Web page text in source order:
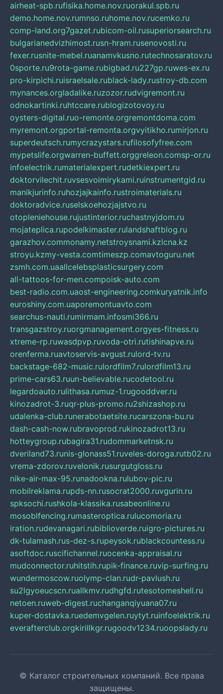
airheat-spb.rufisika.home.nov.ruorakul.spb.ru
demo.home.nov.rumnso.ruhome.nov.rucemko.ru
comp-land.org7gazet.rubicom-oil.rusuperiorsearch.ru
bulgarianedvizhimost.rusn-hram.rusenovosti.ru
fexer.rusnite-mebel.ruanamvkusno.rutechnosaratov.ru
0sporte.ru9rota-game.rubigbad.ru227gp.ruwes-ex.ru
pro-kirpichi.ruisraelsale.rublack-lady.rustroy-db.com
mynances.orgladalike.ruzozor.rudvigremont.ru
odnokartinki.ruhtccare.rublogizotovoy.ru
oysters-digital.ruo-remonte.orgremontdoma.com
myremont.orgportal-remonta.orgvyitikho.rumirjon.ru
superdeutsch.rumycrazystars.rufilosofyfree.com
mypetslife.orgwarren-buffett.orggreleon.comsp-or.ru
infoelectrik.rumaterialexpert.rudetkiexpert.ru
doktorvilechit.ruvsesvoimirykami.ruinstrumentgid.ru
manikjurinfo.ruhozjajkainfo.rustroimaterials.ru
doktoradvice.ruselskoehozjajstvo.ru
otopleniehouse.rujustinterior.ruchastnyjdom.ru
mojateplica.rupodelkimaster.rulandshaftblog.ru
garazhov.commonamy.netstroysnami.kzlcna.kz
stroyu.kzmy-vesta.comtimeszp.comavtoguru.net
zsmh.com.uaallcelebsplasticsurgery.com
all-tattoos-for-men.compoisk-auto.com
best-radio.com.uaost-engineering.comkuryatnik.info
euroshiny.com.uaporemontuavto.com
searchus-nauti.rumirmam.infosmi366.ru
transgazstroy.ruorgmanagement.orgyes-fitness.ru
xtreme-rp.ruwasdpvp.ruvoda-otri.rutishinapve.ru
orenferma.ruavtoservis-avgust.rulord-tv.ru
backstage-682-music.rulordfilm7.rulordfilm13.ru
prime-cars63.ruun-believable.rucodetool.ru
legardoauto.rulithasa.rumuz-1.rugooddver.ru
kinozadrot-3.ruqr-plus-promo.ru2shizashop.ru
udalenka-club.runerabotaetsite.rucarszona-bu.ru
dash-cash-now.rubravoprod.rukinozadrot13.ru
hotteygroup.rubagira31.rudommarketnsk.ru
dveriland73.runis-glonass51.ruveles-doroga.rutb02.ru
vrema-zdorov.ruvelonik.rusurgutgloss.ru
nike-air-max-95.runadookna.rulubov-pic.ru
mobilreklama.rupds-nn.rusocrat2000.ruvgurin.ru
spksochi.rushkola-klassika.rusabeonline.ru
mosoblfencing.rumasteroptica.rulucomoria.ru
iration.rudevanagari.rubiblioverde.ruigro-pictures.ru
dk-tulamash.rus-dez-s.rupeysok.rublackcountess.ru
asoftdoc.ruscifichannel.ruocenka-appraisal.ru
mudconnector.ruhitstih.rupik-finance.ruvip-surfing.ru
wundermoscow.ruolymp-clan.rudr-pavlush.ru
su2lgyoeucscn.ruallkmv.rudhgfd.rutesotomeshell.ru
netoen.ruweb-digest.ruchanganqiyuana07.ru
kuper-dostavka.ruedemvgelen.ruytyt.ruinfoelektrik.ru
everafterclub.orgkirillkgr.rugoodv1234.ruoopslady.ru
© Каталог строительных компаний. Все права
защищены.